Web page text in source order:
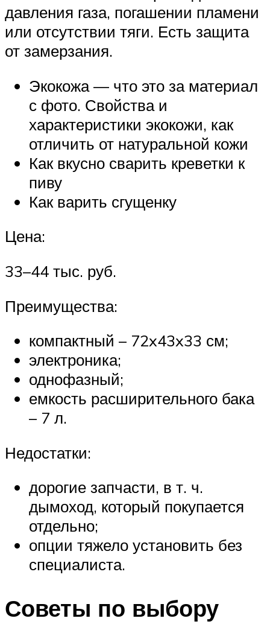
давления газа, погашении пламени
или отсутствии тяги. Есть защита
от замерзания.
Экокожа — что это за материал
с фото. Свойства и
характеристики экокожи, как
отличить от натуральной кожи
Как вкусно сварить креветки к
пиву
Как варить сгущенку
Цена:
33–44 тыс. руб.
Преимущества:
компактный – 72x43x33 см;
электроника;
однофазный;
емкость расширительного бака
– 7 л.
Недостатки:
дорогие запчасти, в т. ч.
дымоход, который покупается
отдельно;
опции тяжело установить без
специалиста.
Советы по выбору